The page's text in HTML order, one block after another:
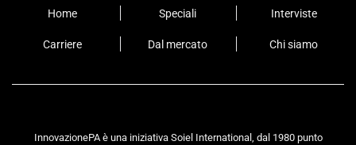
Home Speciali Interviste
Carriere Dal mercato Chi siamo
InnovazionePA è una iniziativa Soiel International, dal 1980 punto